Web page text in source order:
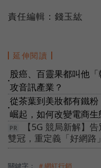
責任編輯：錢玉紘
延伸閱讀
●
股癌、百靈果都叫他
攻音訊產業？
●
從茶葉到美妝都有鐵粉
崛起，如何改變電商生
【5G 競局新解】
雙冠，重定義「好網路」
關鍵字： ＃網紅行銷